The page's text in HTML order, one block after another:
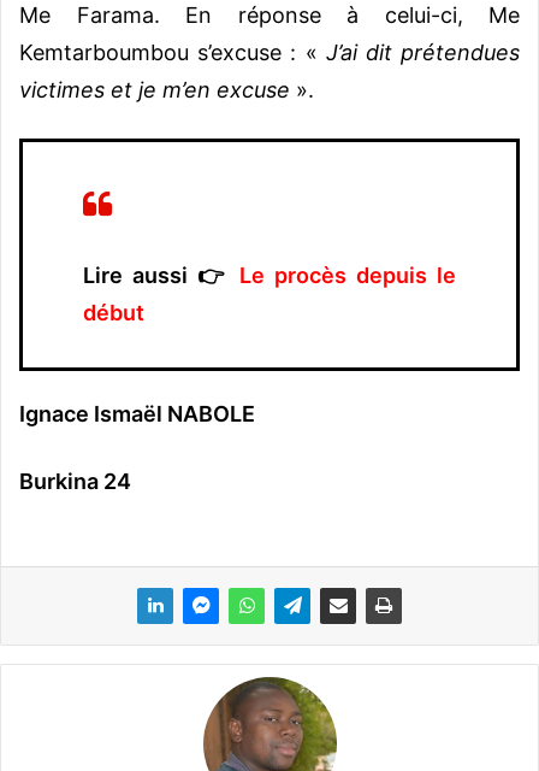
Me Farama. En réponse à celui-ci, Me
Kemtarboumbou s’excuse : « J’ai dit prétendues
victimes et je m’en excuse ».
Lire aussi 👉 Le procès depuis le
début
Ignace Ismaël NABOLE
Burkina 24